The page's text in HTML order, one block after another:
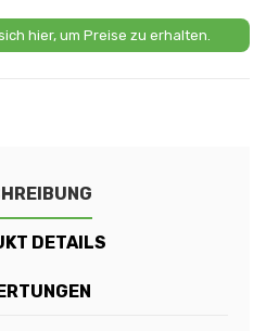
hier, um Preise zu erhalten.
DETAILS